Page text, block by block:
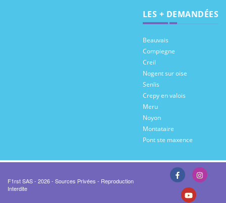
LES + DEMANDÉES
Beauvais
Compiegne
Creil
Nogent sur oise
Senlis
Crepy en valois
Meru
Noyon
Montataire
Pont ste maxence
F1rst SAS - 2026 - Sources Privées - Reproduction
Interdite